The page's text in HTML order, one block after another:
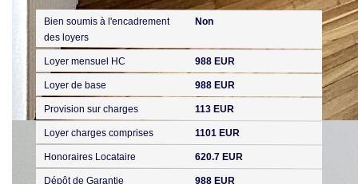
Bien soumis à l'encadrement
des loyers
Non
Loyer mensuel HC 988 EUR
Loyer de base 988 EUR
Provision sur charges 113 EUR
Loyer charges comprises 1101 EUR
Honoraires Locataire 620.7 EUR
Dépôt de Garantie 988 EUR